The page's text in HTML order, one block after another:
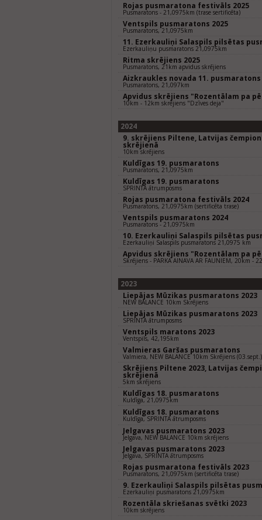
Rojas pusmaratona festivāls 2025
Pusmaratons - 21,0975km (trase sertificēta)
Ventspils pusmaratons 2025
Pusmaratons, 21,0975km
11. Ezerkauliņi Salaspils pilsētas
Ezerkauliņu pusmaratons 21,0975km
Ritma skrējiens 2025
Pusmaratons, 21km apvidus skrējiens
Aizkraukles novada 11. pusmaratons
Pusmaratons, 21,097km
Apvidus skrējiens "Rozentālam pa
10km - 12km skrējiens "Dzīves deja"
2024
9. skrējiens Piltene, Latvijas
skrējienā
10km skrējiens
Kuldīgas 19. pusmaratons
Pusmaratons, 21,0975km
Kuldīgas 19. pusmaratons
SPRINTA ātrumposms
Rojas pusmaratona festivāls 2024
Pusmaratons, 21,0975km (sertificēta trase)
Ventspils pusmaratons 2024
Pusmaratons - 21,0975km
10. Ezerkauliņi Salaspils pilsētas
Ezerkauliņi Salaspils pusmaratons 21,0975 km
Apvidus skrējiens "Rozentālam pa
Skrējiens - PARKA AINAVA AR FAUNIEM, 20km -
2023
Liepājas Mūzikas pusmaratons 2023
NEW BALANCE 10km Skrējiens
Liepājas Mūzikas pusmaratons 2023
SPRINTA ātrumposms
Ventspils maratons 2023
Ventspils, 42,195km
Valmieras Garšas pusmaratons
Valmiera, NEW BALANCE 10km Skrējiens (03.sept.)
Skrējiens Piltene 2023, Latvijas
skrējienā
5km skrējiens
Kuldīgas 18. pusmaratons
Kuldīga, 21,0975km
Kuldīgas 18. pusmaratons
Kuldīga, SPRINTA ātrumposms
Jelgavas pusmaratons 2023
Jelgava, NEW BALANCE 10km skrējiens
Jelgavas pusmaratons 2023
Jelgava, SPRINTA ātrumposms
Rojas pusmaratona festivāls 2023
Pusmaratons, 21,0975km (sertificēta trase)
9. Ezerkauliņi Salaspils pilsētas
Ezerkauliņi pusmaratons 21,0975km
Rozentāla skriešanas svētki 2023
10km skrējiens